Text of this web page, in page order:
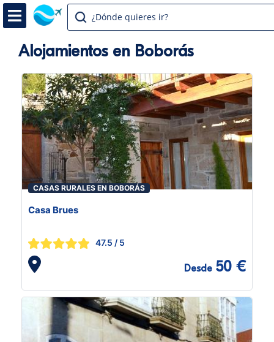
¿Dónde quieres ir?
Alojamientos en Boborás
CASAS RURALES EN BOBORÁS
Casa Brues
47.5 / 5
Desde 50 €